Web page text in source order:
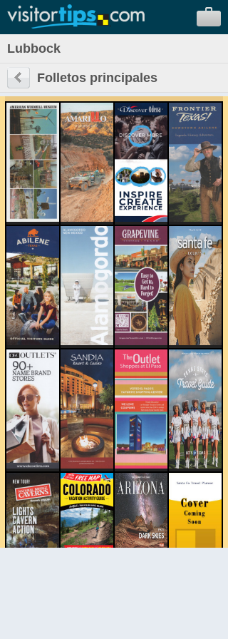
Lubbock
Folletos principales